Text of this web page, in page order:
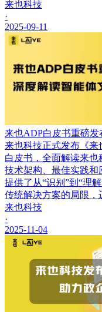
来也科技
·
2025-09-11
来也ADP白皮书重磅
来也科技正式发布《来
白皮书，全面解读来也
技术架构、最佳实践
提供了从“识别”到“理
传统解决方案的局限，
来也科技
·
2025-11-04